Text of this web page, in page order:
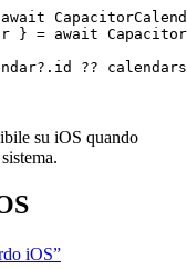
await
} = await
??
su iOS quando
iOS”